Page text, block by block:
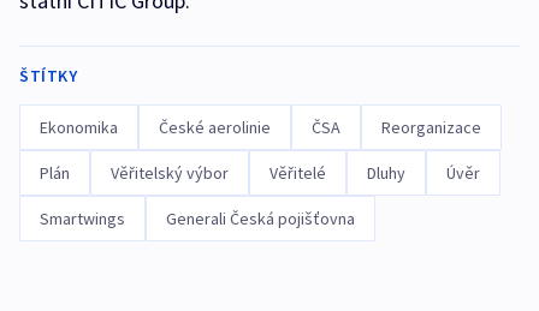
ŠTÍTKY
Ekonomika České aerolinie ČSA Reorganizace
Plán Věřitelský výbor Věřitelé Dluhy Úvěr
Smartwings Generali Česká pojišťovna